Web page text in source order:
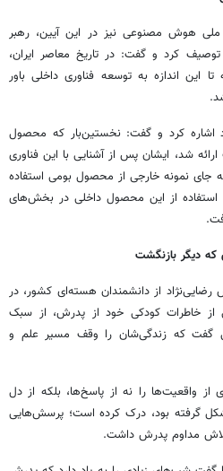
هوش مصنوعی نیز در این آیین، رهبر
کرد و گفت: در تاریخ معاصر ایران،
این اندازه به توسعه فناوری داخلی باور
کرد و گفت: نخستین‌بار که محصول
شد، ایشان پس از آشنایی با این فناوری
جای نمونه خارجی از محصول بومی استفاده
استفاده از این محصول داخلی در بخش‌های
که دیگر بازنگشت
رضایی‌نژاد از دانشمندان هسته‌ای کشور، در
از خاطرات کودکی خود از پدرش، از سبک
گفت که زندگی‌شان را وقف مسیر علم و
واقعیت‌ها را نه از پاسخ‌ها، بلکه از دل
گرفته بود، درک کرده است؛ پرسش‌هایی
مداوم پدرش داشت.